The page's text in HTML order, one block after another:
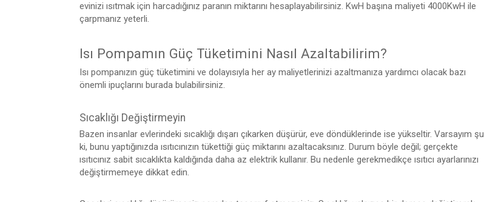
evinizi ısıtmak için harcadığınız paranın miktarını hesaplayabilirsiniz. KwH başına maliyeti 4000KwH ile
çarpmanız yeterli.
Isı Pompamın Güç Tüketimini Nasıl Azaltabilirim?
Isı pompanızın güç tüketimini ve dolayısıyla her ay maliyetlerinizi azaltmanıza yardımcı olacak bazı
önemli ipuçlarını burada bulabilirsiniz.
Sıcaklığı Değiştirmeyin
Bazen insanlar evlerindeki sıcaklığı dışarı çıkarken düşürür, eve döndüklerinde ise yükseltir. Varsayım şu
ki, bunu yaptığınızda ısıtıcınızın tükettiği güç miktarını azaltacaksınız. Durum böyle değil; gerçekte
ısıtıcınız sabit sıcaklıkta kaldığında daha az elektrik kullanır. Bu nedenle gerekmedikçe ısıtıcı ayarlarınızı
değiştirmemeye dikkat edin.